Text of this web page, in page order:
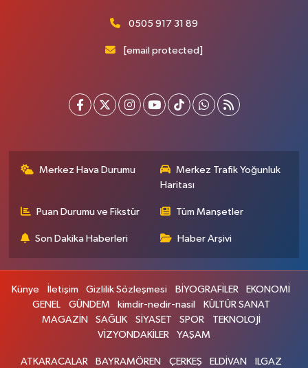
0505 917 31 89
[email protected]
Merkez Hava Durumu
Merkez Trafik Yoğunluk
Haritası
Puan Durumu ve Fikstür Tüm Manşetler
Son Dakika Haberleri Haber Arşivi
Künye İletişim Gizlilik Sözleşmesi BİYOGRAFİLER
EKONOMİ
GENEL
GÜNDEM kimdir-nedir-nasil
KÜLTÜR SANAT
MAGAZİN
SAĞLIK SİYASET SPOR
TEKNOLOJİ
VİZYONDAKİLER
YAŞAM
ATKARACALAR BAYRAMÖREN ÇERKEŞ ELDİVAN ILGAZ